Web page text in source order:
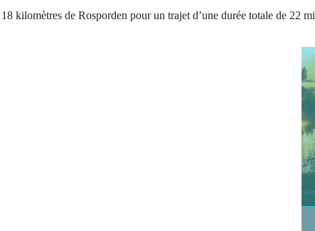
kilomètres de Rosporden pour un trajet d’une durée totale de 22